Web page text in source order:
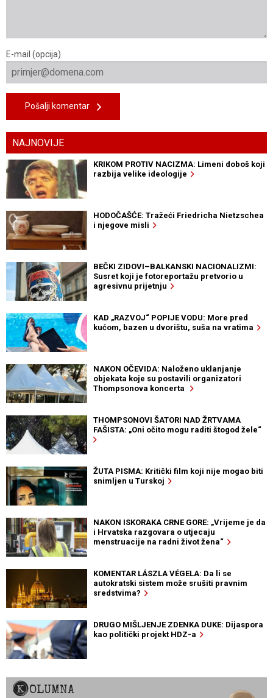
E-mail (opcija)
Pošalji komentar
NAJNOVIJE
KRIKOM PROTIV NACIZMA: Limeni doboš koji
razbija velike ideologije
HODOČAŠĆE: Tražeći Friedricha Nietzschea
i njegove misli
BEČKI ZIDOVI–BALKANSKI NACIONALIZMI:
Susret koji je fotoreportažu pretvorio u
agresivnu prijetnju
KAD „RAZVOJ“ POPIJE VODU: More pred
kućom, bazen u dvorištu, suša na vratima
NAKON OČEVIDA: Naloženo uklanjanje
objekata koje su postavili organizatori
Thompsonova koncerta
THOMPSONOVI ŠATORI NAD ŽRTVAMA
FAŠISTA: „Oni očito mogu raditi štogod žele“
ŽUTA PISMA: Kritički film koji nije mogao biti
snimljen u Turskoj
NAKON ISKORAKA CRNE GORE: „Vrijeme je da
i Hrvatska razgovara o utjecaju
menstruacije na radni život žena“
KOMENTAR LÁSZLA VÉGELA: Da li se
autokratski sistem može srušiti pravnim
sredstvima?
DRUGO MIŠLJENJE ZDENKA DUKE: Dijaspora
kao politički projekt HDZ-a
KOLUMNA